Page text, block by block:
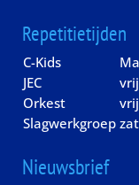
Repetitietijden
C-Kids
JEC
Orkest
Slagwerkgroep
Nieuwsbrief